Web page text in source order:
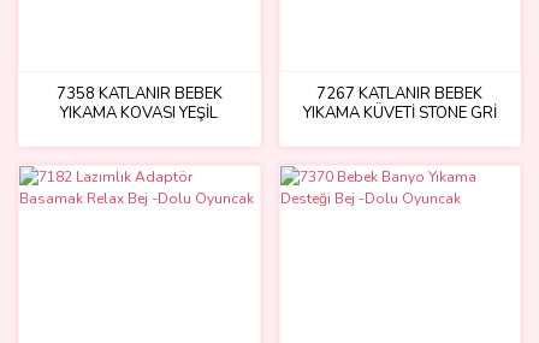
7358 KATLANIR BEBEK
YIKAMA KOVASI YEŞİL
7267 KATLANIR BEBEK
YIKAMA KÜVETİ STONE GRİ